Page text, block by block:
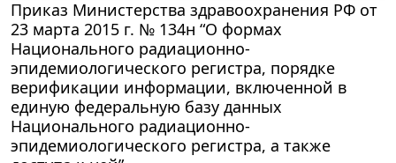
Приказ Министерства здравоохранения РФ от
23 марта 2015 г. № 134н “О формах
Национального радиационно-
эпидемиологического регистра, порядке
верификации информации, включенной в
единую федеральную базу данных
Национального радиационно-
эпидемиологического регистра, а также